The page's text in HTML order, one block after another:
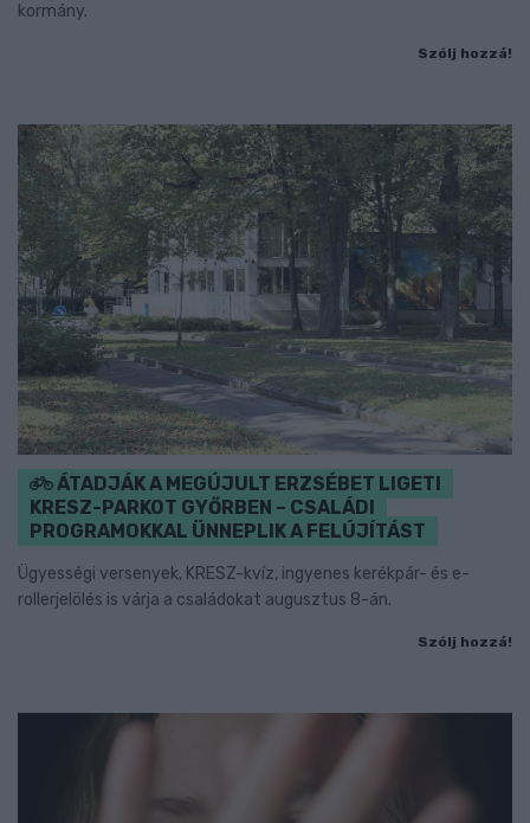
kormány.
Szólj hozzá!
ÁTADJÁK A MEGÚJULT ERZSÉBET LIGETI
KRESZ-PARKOT GYŐRBEN – CSALÁDI
PROGRAMOKKAL ÜNNEPLIK A FELÚJÍTÁST
Ügyességi versenyek, KRESZ-kvíz, ingyenes kerékpár- és e-
rollerjelölés is várja a családokat augusztus 8-án.
Szólj hozzá!